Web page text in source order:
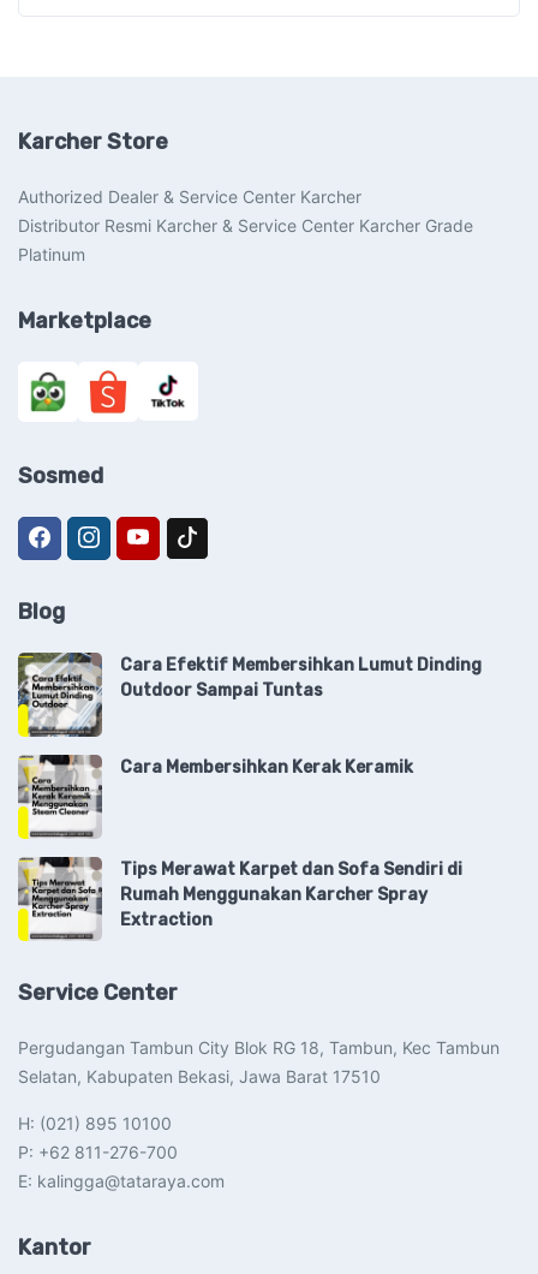
Karcher Store
Authorized Dealer & Service Center Karcher
Distributor Resmi Karcher & Service Center Karcher Grade
Platinum
Marketplace
Sosmed
Blog
Cara Efektif Membersihkan Lumut Dinding
Outdoor Sampai Tuntas
Cara Membersihkan Kerak Keramik
Tips Merawat Karpet dan Sofa Sendiri di
Rumah Menggunakan Karcher Spray
Extraction
Service Center
Pergudangan Tambun City Blok RG 18, Tambun, Kec Tambun
Selatan, Kabupaten Bekasi, Jawa Barat 17510​
H: (021) 895 10100
P: +62 811-276-700
E: kalingga@tataraya.com
Kantor